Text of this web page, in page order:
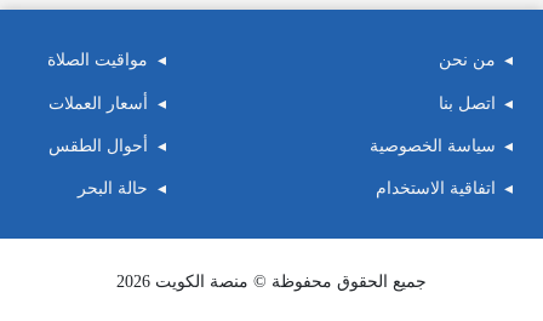
من نحن
اتصل بنا
سياسة الخصوصية
اتفاقية الاستخدام
مواقيت الصلاة
أسعار العملات
أحوال الطقس
حالة البحر
جميع الحقوق محفوظة © منصة الكويت 2026